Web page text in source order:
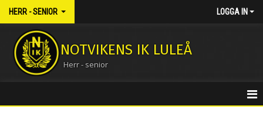
HERR - SENIOR LOGGA IN
NOTVIKENS IK LULEÅ
Herr - senior